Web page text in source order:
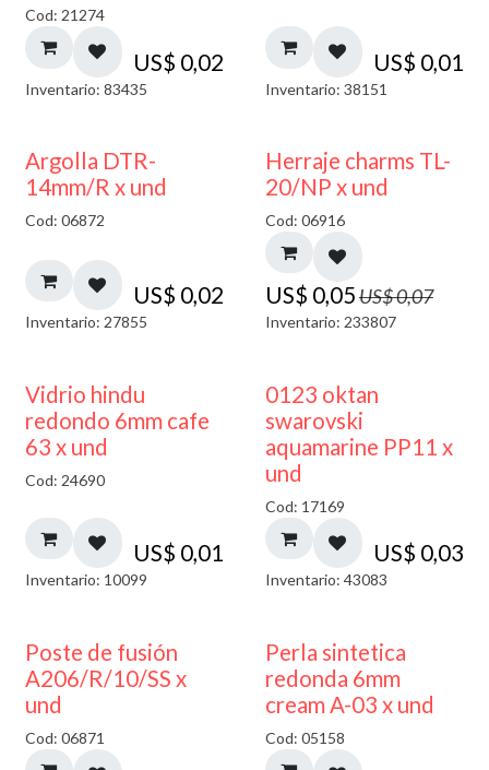
Cod: 21274
US$ 0,02
Inventario: 83435
US$ 0,01
Inventario: 38151
Argolla DTR-
14mm/R x und
Cod: 06872
US$ 0,02
Inventario: 27855
40% DESCUENTO
Herraje charms TL-
20/NP x und
Cod: 06916
US$ 0,05US$0,07
Inventario: 233807
40% DESCUENTO
Vidrio hindu
redondo 6mm cafe
63 x und
Cod: 24690
US$ 0,01
Inventario: 10099
0123 oktan
swarovski
aquamarine PP11 x
und
Cod: 17169
US$ 0,03
Inventario: 43083
Poste de fusión
A206/R/10/SS x
und
Cod: 06871
Perla sintetica
redonda 6mm
cream A-03 x und
Cod: 05158